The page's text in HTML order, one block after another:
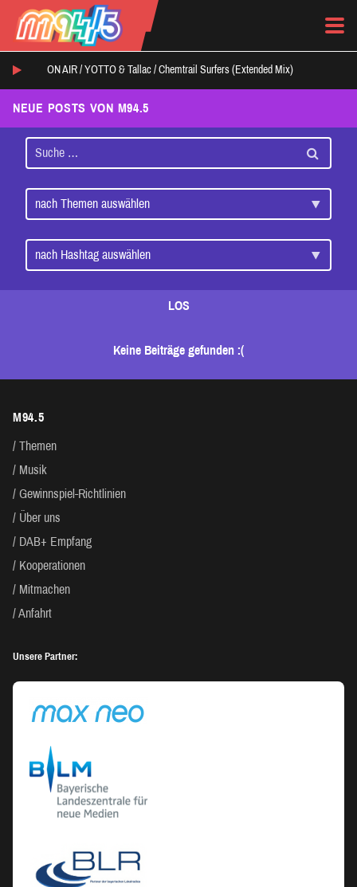
ON AIR / YOTTO & Tallac / Chemtrail Surfers (Extended Mix)
NEUE POSTS VON M94.5
LOS
Keine Beiträge gefunden :(
M94.5
Themen
Musik
Gewinnspiel-Richtlinien
Über uns
DAB+ Empfang
Kooperationen
Mitmachen
Anfahrt
Unsere Partner: